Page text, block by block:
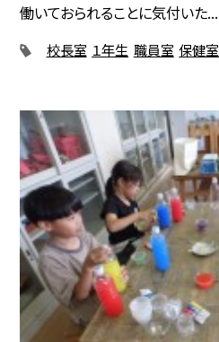
働いておられることに気付いた...
校長室 １年生 職員室 保健室